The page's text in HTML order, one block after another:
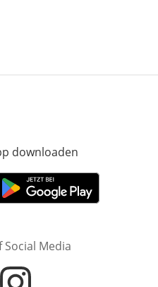
downloaden
in neuem Fenster
Social Media